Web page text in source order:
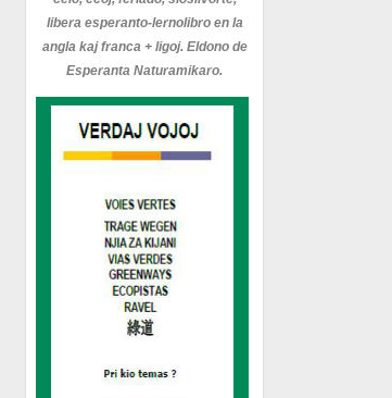
libera esperanto-lernolibro en la
angla kaj franca + ligoj. Eldono de
Esperanta Naturamikaro.